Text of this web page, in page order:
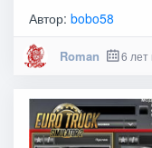
Автор:bobo58
Roman 6 лет